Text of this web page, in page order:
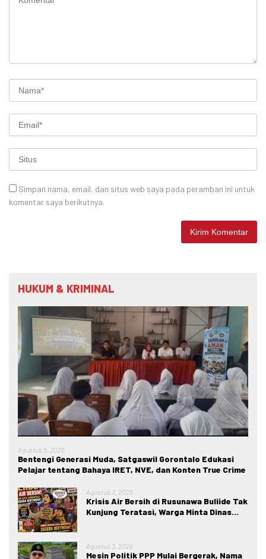
Simpan nama, email, dan situs web saya pada peramban ini untuk
komentar saya berikutnya.
HUKUM & KRIMINAL
Agustus 5, 2026
Bentengi Generasi Muda, Satgaswil Gorontalo Edukasi
Pelajar tentang Bahaya IRET, NVE, dan Konten True Crime
Agustus 3, 2026
Krisis Air Bersih di Rusunawa Buliide Tak
Kunjung Teratasi, Warga Minta Dinas
Agustus 3, 2026
Mesin Politik PPP Mulai Bergerak, Nama